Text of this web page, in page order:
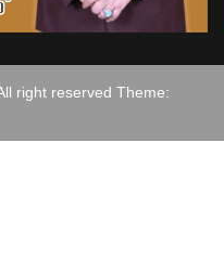
right reserved Theme: